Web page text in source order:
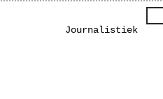
Journalistiek